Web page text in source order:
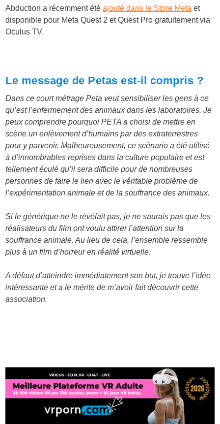
Abduction a récemment étéajouté dans le Store Meta et
disponible pour Meta Quest 2 et Quest Pro gratuitement via
Oculus TV.
Le message de Petas est-il compris ?
Dans ce court métrage Peta veut sensibiliser les gens à ce
qu’est l’enfermement des animaux dans les laboratoires. Je
peux comprendre pourquoi PETA a choisi de mettre en
scène un enlèvement d’humains par des extraterrestres
pour y parvenir. Malheureusement, ce scénario a été utilisé
à d’innombrables reprises dans la culture populaire et est
tellement éculé qu’il sera difficile pour de nombreuses
personnes de faire le lien avec le véritable problème de
l’expérimentation animale et de la souffrance des animaux.
Si le générique ne le révélait pas, je ne saurais pas que les
réalisateurs du film ont voulu attirer l’attention sur la
souffrance animale. Au lieu de cela, l’ensemble ressemble
plus à un film d’horreur en réalité virtuelle.
A défaut d’atteindre immédiatement son but, je trouve l’idée
intéressante et a le mérite de m’avoir fait découvrir cette
association.